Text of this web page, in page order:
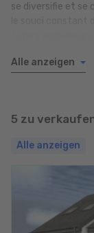
se diversifie et se
En 1989, l’activité
prix et des délais.
compétences
développement.
L’expérience
valeur sûre dans
individuelles.
Alle anzeigen
5 zu
Alle anzeigen